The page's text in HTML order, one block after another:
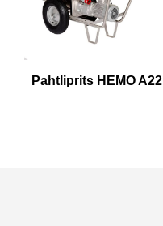
Pahtliprits HEMO A22